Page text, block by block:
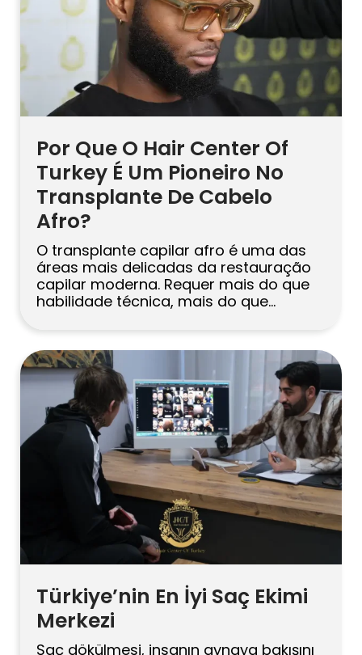
Por Que O Hair Center Of
Turkey É Um Pioneiro No
Transplante De Cabelo
Afro?
O transplante capilar afro é uma das
áreas mais delicadas da restauração
capilar moderna. Requer mais do que
habilidade técnica, mais do que
experiência geral em cirurgia de
transplante capilar. O cabelo com
textura afro tem sua própria anatomia,
comportamento de crescimento,
padrão de cachos e expectativas
estéticas. É […]
Türkiye’nin En İyi Saç Ekimi
Merkezi
Saç dökülmesi, insanın aynaya bakışını